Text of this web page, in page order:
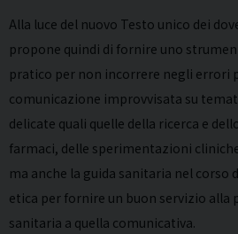
Alla luce del nuovo Testo unico dei
propone quindi di fornire uno
pratico per non incorrere negli errori
comunicazione improvvisata su
delicate quali quelle della ricerca e
farmaci, delle sperimentazioni
ma anche la guida sanitaria nel corso
etica per fornire un buon servizio alla
sanitaria a quella comunicativa.